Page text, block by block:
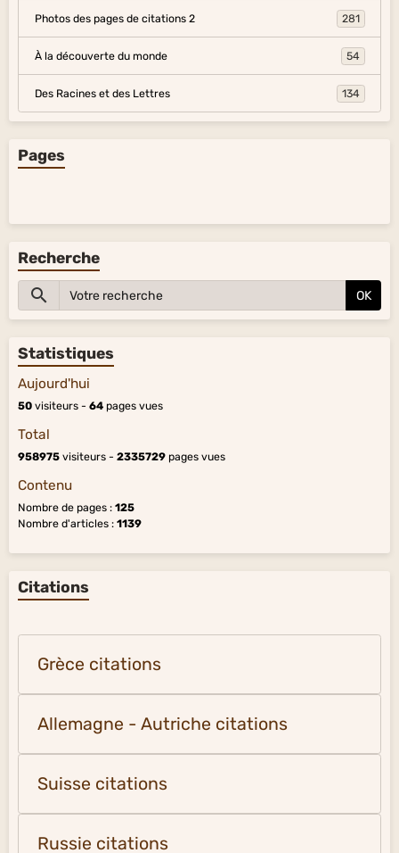
Photos des pages de citations 2 281
À la découverte du monde 54
Des Racines et des Lettres 134
Pages
Recherche
OK
Statistiques
Aujourd'hui
50 visiteurs - 64 pages vues
Total
958975 visiteurs - 2335729 pages vues
Contenu
Nombre de pages : 125
Nombre d'articles : 1139
Citations
Grèce citations
Allemagne - Autriche citations
Suisse citations
Russie citations